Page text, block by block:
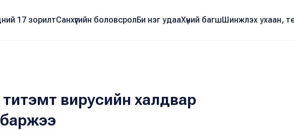
17 зорилтСанхүүгийн боловсролБи нэг удааХүний багшШинжлэх ухаан,
вирусийн халдвар
баржээ